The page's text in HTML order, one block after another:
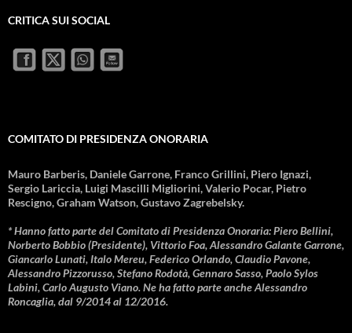
CRITICA SUI SOCIAL
COMITATO DI PRESIDENZA ONORARIA
Mauro Barberis, Daniele Garrone, Franco Grillini, Piero Ignazi,
Sergio Lariccia, Luigi Mascilli Migliorini, Valerio Pocar, Pietro
Rescigno, Graham Watson, Gustavo Zagrebelsky.
* Hanno fatto parte del Comitato di Presidenza Onoraria: Piero Bellini,
Norberto Bobbio (Presidente), Vittorio Foa, Alessandro Galante Garrone,
Giancarlo Lunati, Italo Mereu, Federico Orlando, Claudio Pavone,
Alessandro Pizzorusso, Stefano Rodotà, Gennaro Sasso, Paolo Sylos
Labini, Carlo Augusto Viano. Ne ha fatto parte anche Alessandro
Roncaglia, dal 9/2014 al 12/2016.